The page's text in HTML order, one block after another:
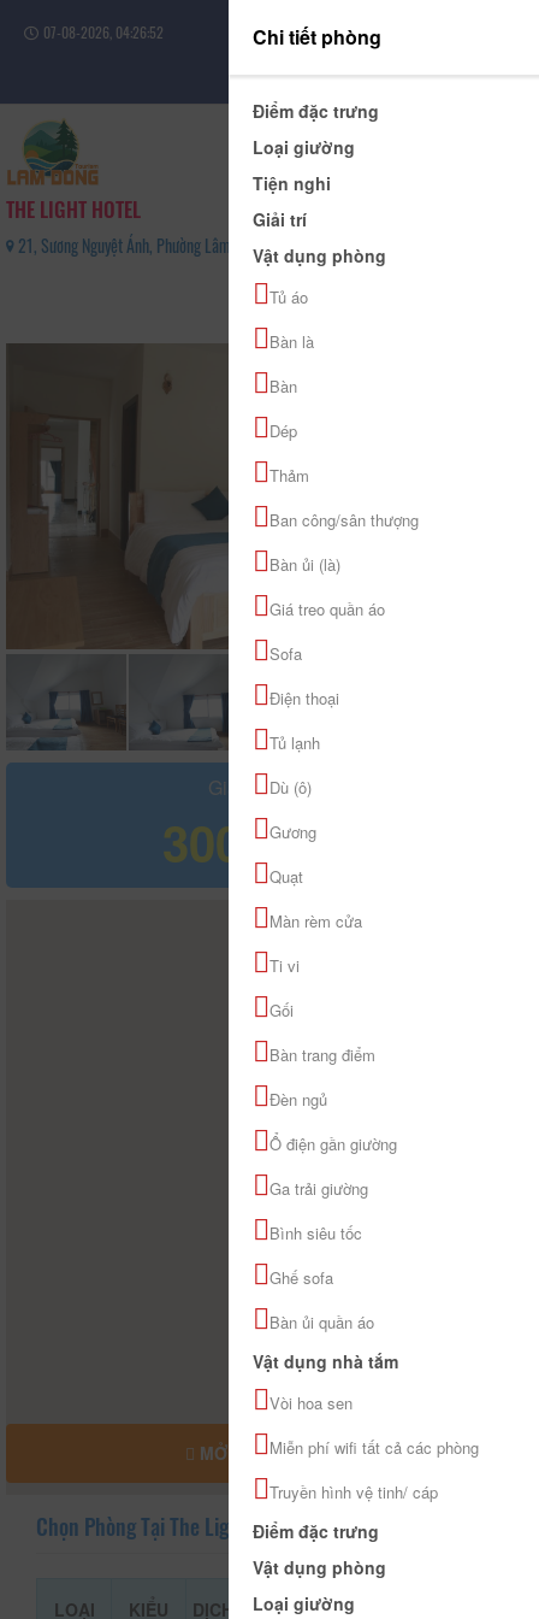
07-08-2026, 04:26:53
Đăng nhập
THE LIGHT HOTEL
21, Sương Nguyệt Ánh, Phường Lâm Viên - Đà Lạt, Tỉnh Lâm Đồng - 0367455009
Giá tham khảo
300.000 đ
MỞ RỘNG BẢN ĐỒ
Chọn Phòng Tại The Light Hotel
LOẠI
KIỂU
DỊCH
GIÁ THAM
Chi tiết phòng
Điểm đặc trưng
Loại giường
Tiện nghi
Giải trí
Vật dụng phòng
Tủ áo
Bàn là
Bàn
Dép
Thảm
Ban công/sân thượng
Bàn ủi (là)
Giá treo quần áo
Sofa
Điện thoại
Tủ lạnh
Dù (ô)
Gương
Quạt
Màn rèm cửa
Ti vi
Gối
Bàn trang điểm
Đèn ngủ
Ổ điện gần giường
Ga trải giường
Bình siêu tốc
Ghế sofa
Bàn ủi quần áo
Vật dụng nhà tắm
Vòi hoa sen
Miễn phí wifi tất cả các phòng
Truyền hình vệ tinh/ cáp
Điểm đặc trưng
Vật dụng phòng
Loại giường